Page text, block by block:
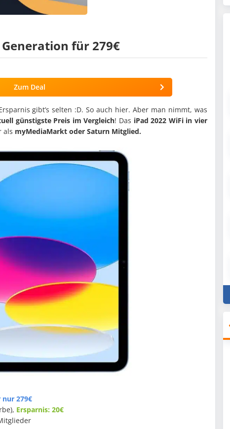
für 279€
Zum Deal
gibt’s selten :D. So auch hier. Aber man nimmt, was
günstigste Preis im Vergleich! Das iPad 2022 WiFi in vier
als myMediaMarkt oder Saturn Mitglied.
nur 279€
Ersparnis: 20€